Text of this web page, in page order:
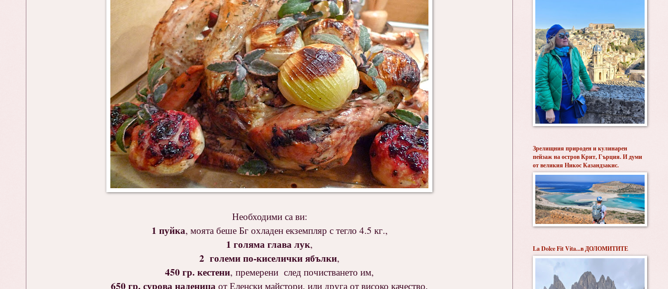
Необходими са ви:
1 пуйка, моята беше Бг охладен екземпляр с тегло 4.5 кг.,
1 голяма глава лук,
2 големи по-киселички ябълки,
450 гр. кестени, премерени след почистването им,
650 гр. сурова наденица от Еленски майстори, или друга от високо качество,
Зрелищния природен и кулинарен
пейзаж на остров Крит, Гърция. И думи
от великия Никос Казандзакис.
La Dolce Fit Vita...в ДОЛОМИТИТЕ